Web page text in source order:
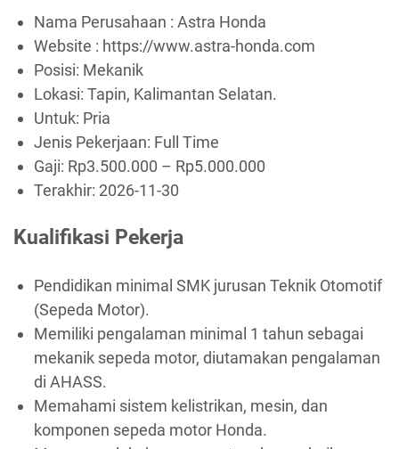
Nama Perusahaan : Astra Honda
Website : https://www.astra-honda.com
Posisi: Mekanik
Lokasi: Tapin, Kalimantan Selatan.
Untuk: Pria
Jenis Pekerjaan: Full Time
Gaji: Rp3.500.000 – Rp5.000.000
Terakhir: 2026-11-30
Kualifikasi Pekerja
Pendidikan minimal SMK jurusan Teknik Otomotif
(Sepeda Motor).
Memiliki pengalaman minimal 1 tahun sebagai
mekanik sepeda motor, diutamakan pengalaman
di AHASS.
Memahami sistem kelistrikan, mesin, dan
komponen sepeda motor Honda.